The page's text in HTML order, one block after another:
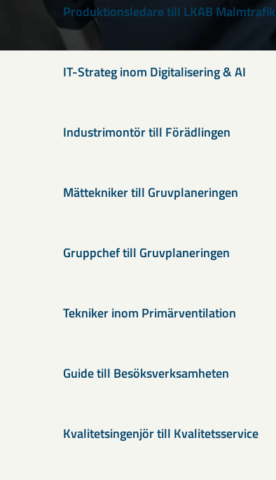
Produktionsledare till LKAB Malmtrafik
IT-Strateg inom Digitalisering & AI
Industrimontör till Förädlingen
Mättekniker till Gruvplaneringen
Gruppchef till Gruvplaneringen
Tekniker inom Primärventilation
Guide till Besöksverksamheten
Kvalitetsingenjör till Kvalitetsservice